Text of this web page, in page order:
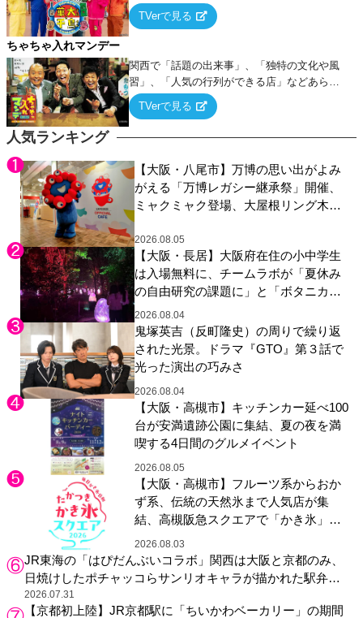
人気ランキング
【大阪・八尾市】万博の思い出がよみ
がえる「万博レガシー継承祭」開催、
ミャクミャク登場、大屋根リング木材
展示も
2026.08.05
【大阪・長居】大阪府在住の小中学生
は入場無料に、チームラボが「夏休み
の自由研究の課題に」と「ボタニカル
ガーデン 大阪」へ招待
2026.08.04
鬼塚英吉（反町隆史）の周りで繰り返
された光景。ドラマ『GTO』第３話で
光った演出の巧みさ
2026.08.04
【大阪・高槻市】キッチンカー延べ100
台が安満遺跡公園に集結、夏の夜を満
喫する4日間のグルメイベント
2026.08.05
【大阪・高槻市】フルーツ系からおか
ず系、伝統の天然氷まで人気店が集
結、高槻阪急スクエアで「かき氷」祭
り
2026.08.03
JR東海の「はぴだんぶいコラボ」関西は大阪と京都のみ、
日焼けしたポチャッコらサンリオキャラが描かれた駅弁や
グッズが登場
2026.07.31
【京都初上陸】JR京都駅に「ちいかわベーカリー」の期間
ー！
TVerで見る
ちゃちゃ入れマンデー
関西で「話題の出来事」、「独特の文化や風
習」、「人気の行列ができる店」などあらゆ
るテーマについて好き放題にちゃちゃを入れ
ていく関西色を前面に押し出したトークバラ
TVerで見る